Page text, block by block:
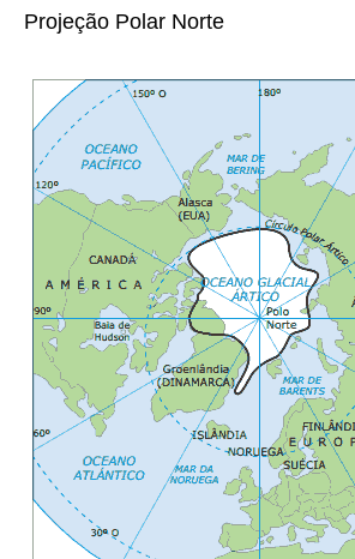
Projeção Polar Norte